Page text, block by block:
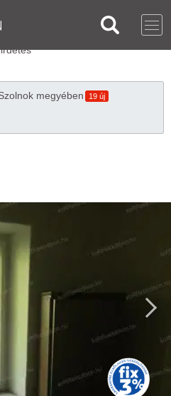
megyében 19 új